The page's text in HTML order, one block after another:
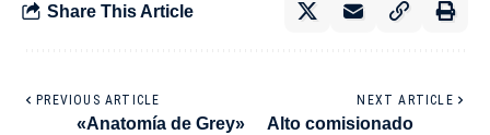
Share This Article
PREVIOUS ARTICLE
«Anatomía de Grey»
NEXT ARTICLE
Alto comisionado